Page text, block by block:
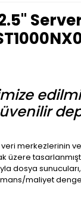
veri merkezlerinin
dosya
maliyet